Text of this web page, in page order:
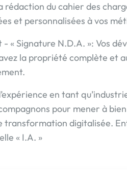
rédaction du cahier des
et personnalisées à vos
« Signature N.D.A. »: Vos
la propriété complète et
en tant
pour mener à
digitalisée.
« I.A. »